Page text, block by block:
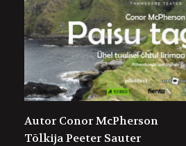
Autor Conor McPherson
TõlkijaPeeter Sauter